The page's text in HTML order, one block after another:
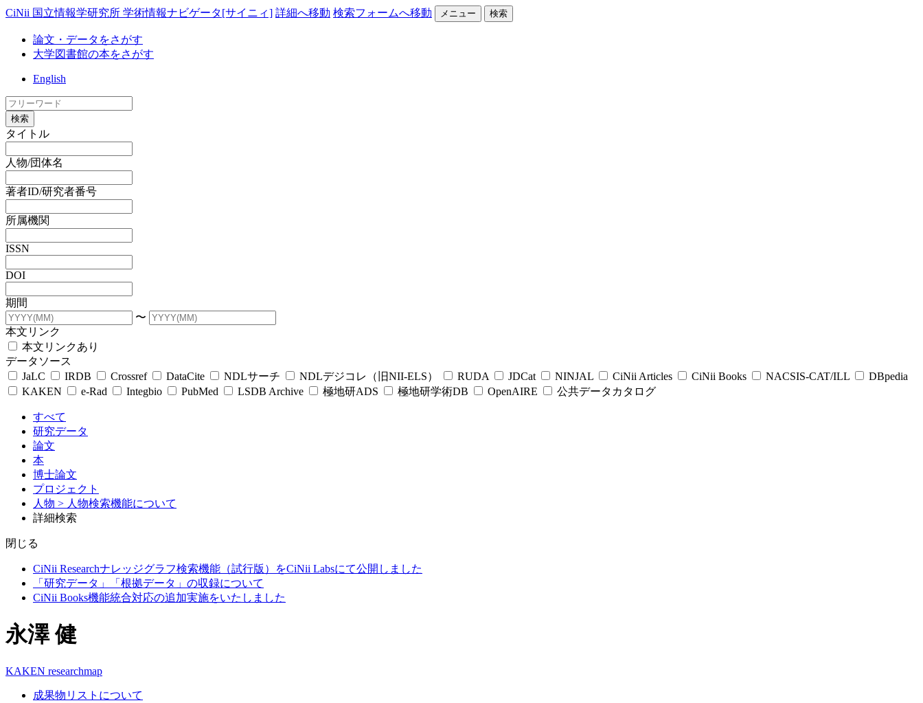
CiNii 国立情報学研究所 学術情報ナビゲータ[サイニィ] 詳細へ移動 検索フォームへ移動 メニュー 検索
論文・データをさがす
大学図書館の本をさがす
English
検索
タイトル
人物/団体名
著者ID/研究者番号
所属機関
ISSN
DOI
期間
〜
本文リンク
本文リンクあり
データソース
JaLC
IRDB Crossref DataCite NDLサーチ NDLデジコレ（旧NII-ELS） RUDA JDCat NINJAL CiNii Articles CiNii Books NACSIS-CAT/ILL
DBpedia
KAKEN
e-Rad Integbio PubMed LSDB Archive 極地研ADS 極地研学術DB OpenAIRE 公共データカタログ
すべて
研究データ
論文
本
博士論文
プロジェクト
人物 > 人物検索機能について
詳細検索
閉じる
CiNii Researchナレッジグラフ検索機能（試行版）をCiNii Labsにて公開しました
「研究データ」「根拠データ」の収録について
CiNii Books機能統合対応の追加実施をいたしました
永澤 健
KAKEN researchmap
成果物リストについて